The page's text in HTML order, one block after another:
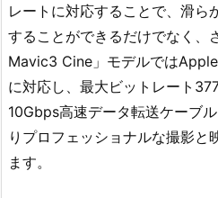
レートに対応することで、滑ら
することができるだけでなく、
Mavic3 Cine」モデルでは
に対応し、最大ビットレート
10Gbps高速データ転送ケーブ
りプロフェッショナルな撮影と
ます。